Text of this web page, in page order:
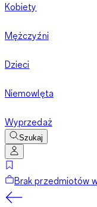
Kobiety
Mężczyźni
Dzieci
Niemowlęta
Wyprzedaż
Szukaj
Brak przedmiotów